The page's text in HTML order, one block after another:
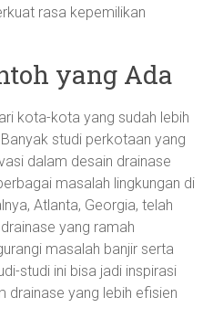
rasa kepemilikan
yang Ada
kota-kota yang sudah lebih
studi perkotaan yang
dalam desain drainase
masalah lingkungan di
Atlanta, Georgia, telah
yang ramah
masalah banjir serta
studi ini bisa jadi inspirasi
drainase yang lebih efisien